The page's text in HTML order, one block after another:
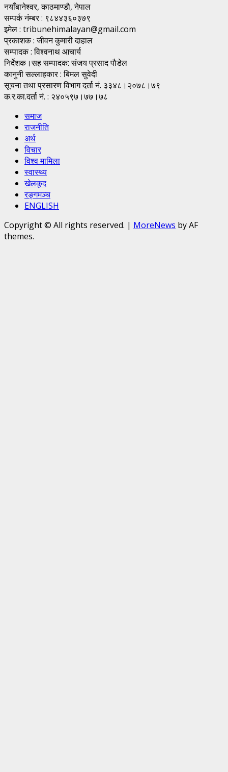
नयाँबानेश्वर, काठमाण्डाै, नेपाल
सम्पर्क नंम्बर : ९८४४३६०३७९
इमेल : tribunehimalayan@gmail.com
प्रकाशक : जीवन कुमारी दाहाल
सम्पादक : विश्वनाथ आचार्य
निर्देशक।सह सम्पादक: संजय प्रसाद पाैडेल
कानुनी सल्लाहकार : बिमल सुवेदी
सूचना तथा प्रसारण विभाग दर्ता नं. ३३४८।२०७८।७९
क.र.का.दर्ता नं. : २४०५९७।७७।७८
समाज
राजनीति
अर्थ
विचार
विश्व मामिला
स्वास्थ्य
खेलकूद
रङ्गमञ्च
ENGLISH
Copyright © All rights reserved. | MoreNews by AF
themes.